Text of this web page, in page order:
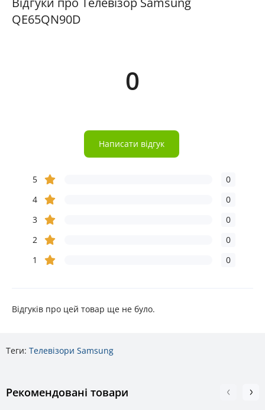
QE65QN90D
0
Написати відгук
5
0
4
0
3
0
2
0
1
0
Відгуків про цей товар ще не було.
Теги: Телевізори Samsung
Рекомендовані товари